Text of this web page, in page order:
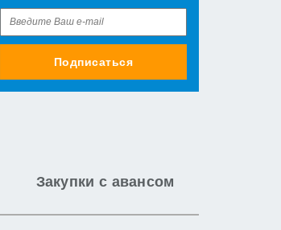
Подписаться
Закупки с авансом